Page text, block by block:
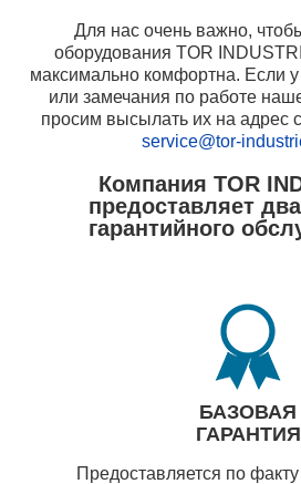
Для нас очень важно,
оборудования TOR
максимально комфортна. Если
или замечания по работе
просим высылать их на адрес
service@tor-
Компания TOR
предоставляет
гарантийного
БАЗОВАЯ
ГАРАНТИЯ
Предоставляется по